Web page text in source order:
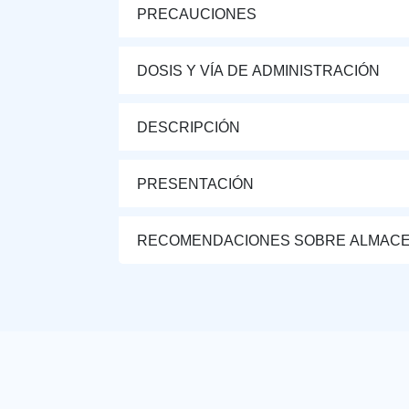
PRECAUCIONES
DOSIS Y VÍA DE ADMINISTRACIÓN
DESCRIPCIÓN
PRESENTACIÓN
RECOMENDACIONES SOBRE